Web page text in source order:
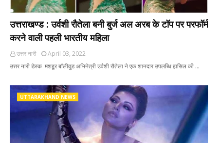
उत्तराखण्ड : उर्वशी रौतेला बनी बुर्ज अल अरब के टॉप पर परफॉर्म
करने वाली पहली भारतीय महिला
उत्तर नारी
April 03, 2022
उत्तर नारी डेस्क मशहूर बॉलीवुड अभिनेत्री उर्वशी रौतेला ने एक शानदार उपलब्धि हासिल की …
UTTARAKHAND NEWS